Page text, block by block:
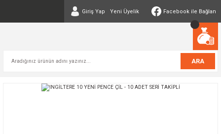
Giriş Yap Yeni Üyelik Facebook ile Bağlan
ARA